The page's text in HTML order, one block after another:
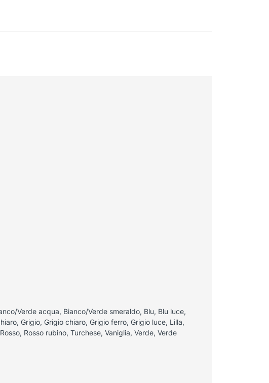
Verde acqua, Bianco/Verde smeraldo, Blu, Blu luce,
Grigio, Grigio chiaro, Grigio ferro, Grigio luce, Lilla,
Rosso rubino, Turchese, Vaniglia, Verde, Verde